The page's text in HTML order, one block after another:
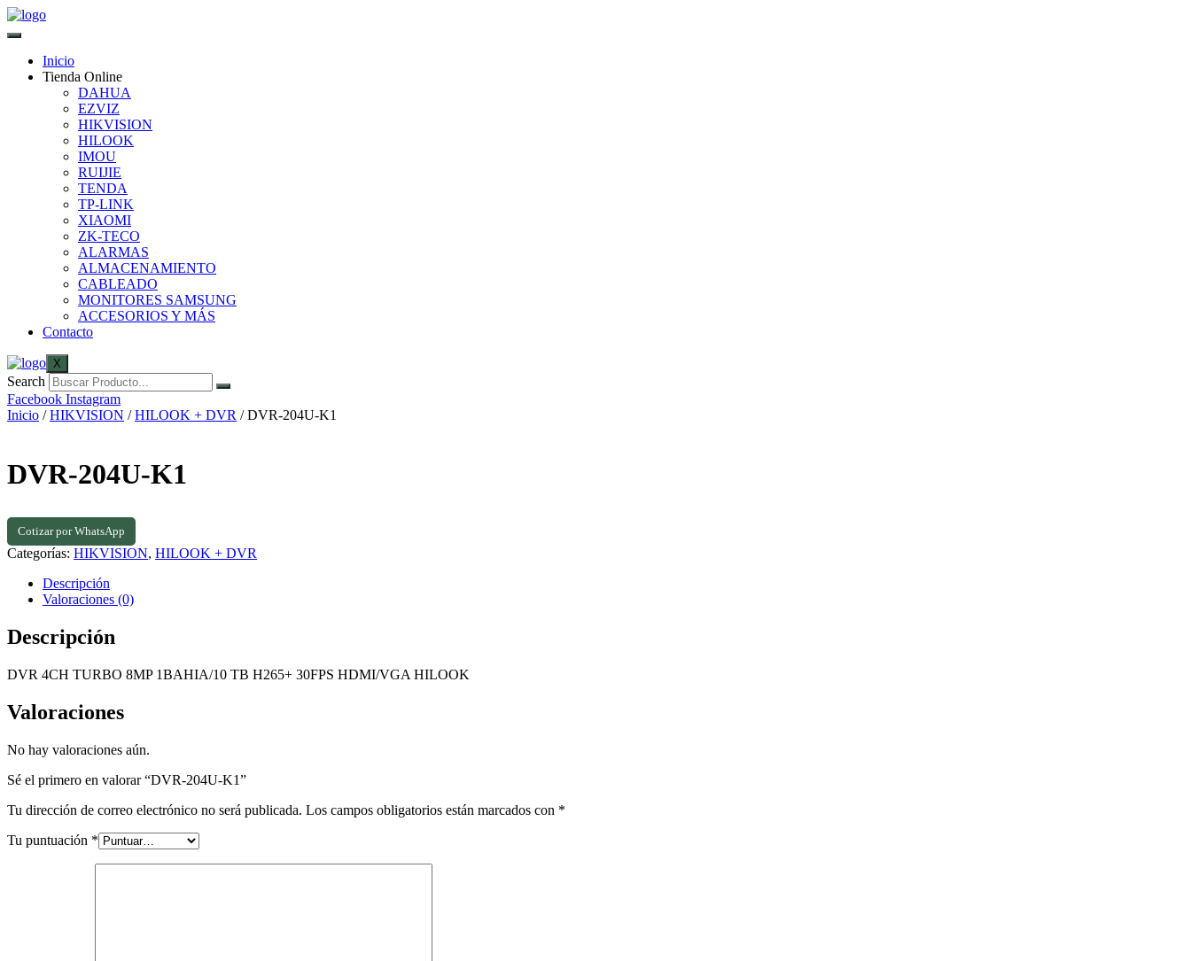
Inicio
Tienda Online
DAHUA
EZVIZ
HIKVISION
HILOOK
IMOU
RUIJIE
TENDA
TP-LINK
XIAOMI
ZK-TECO
ALARMAS
ALMACENAMIENTO
CABLEADO
MONITORES SAMSUNG
ACCESORIOS Y MÁS
Contacto
X
Search
Facebook Instagram
Inicio /HIKVISION /HILOOK + DVR / DVR-204U-K1
DVR-204U-K1
Cotizar por WhatsApp
Categorías: HIKVISION, HILOOK + DVR
Descripción
Valoraciones (0)
Descripción
DVR 4CH TURBO 8MP 1BAHIA/10 TB H265+ 30FPS HDMI/VGA HILOOK
Valoraciones
No hay valoraciones aún.
Sé el primero en valorar “DVR-204U-K1”
Tu dirección de correo electrónico no será publicada. Los campos obligatorios están marcados con *
Tu puntuación *